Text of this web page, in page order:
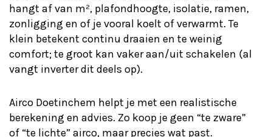
hangt af van m², plafondhoogte, isolatie, ramen,
zonligging en of je vooral koelt of verwarmt. Te
klein betekent continu draaien en te weinig
comfort; te groot kan vaker aan/uit schakelen (al
vangt inverter dit deels op).
Airco Doetinchem helpt je met een realistische
berekening en advies. Zo koop je geen “te zware”
of “te lichte” airco, maar precies wat past.